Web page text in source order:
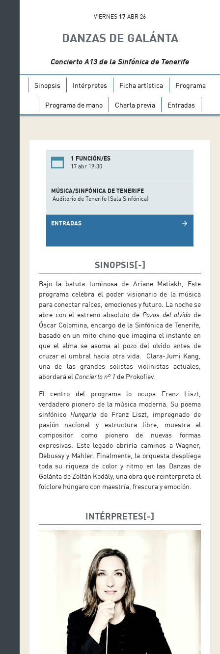
VIERNES 17 ABR 26
DANZAS DE GALÁNTA
Concierto A13 de la Sinfónica de Tenerife
Sinopsis Intérpretes Ficha artística Programa
Programa de mano Charla previa Entradas
1 FUNCIÓN/ES
17 abr 19:30
MÚSICA/SINFÓNICA DE TENERIFE
Auditorio de Tenerife (Sala Sinfónica)
ENTRADAS arrow_forward
SINOPSIS
Bajo la batuta luminosa de Ariane Matiakh, Este
programa celebra el poder visionario de la música
para conectar raíces, emociones y futuro. La noche se
abre con el estreno absoluto de Pozos del olvido de
Óscar Colomina, encargo de la Sinfónica de Tenerife,
basado en un mito chino que imagina el instante en
que el alma se asoma al pozo del olvido antes de
cruzar el umbral hacia otra vida. Clara-Jumi Kang,
una de las grandes solistas violinistas actuales,
abordará el Concierto nº 1 de Prokofiev.
El centro del programa lo ocupa Franz Liszt,
verdadero pionero de la música moderna. Su poema
sinfónico Hungariade Franz Liszt, impregnado de
pasión nacional y estructura libre, muestra al
compositor como pionero de nuevas formas
expresivas. Este legado abriría caminos a Wagner,
Debussy y Mahler. Finalmente, la orquesta despliega
toda su riqueza de color y ritmo en las Danzas de
Galánta de Zoltán Kodály, una obra que reinterpreta el
folclore húngaro con maestría, frescura y emoción.
INTÉRPRETES